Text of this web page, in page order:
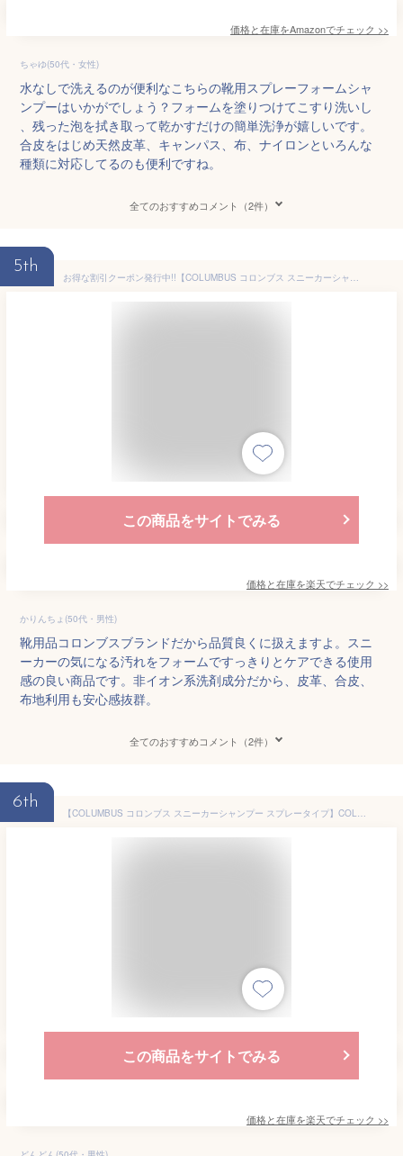
価格と在庫をAmazonでチェック >>
ちゃゆ(50代・女性)
水なしで洗えるのが便利なこちらの靴用スプレーフォームシャ
ンプーはいかがでしょう？フォームを塗りつけてこすり洗いし
、残った泡を拭き取って乾かすだけの簡単洗浄が嬉しいです。
合皮をはじめ天然皮革、キャンパス、布、ナイロンといろんな
種類に対応してるのも便利ですね。
全てのおすすめコメント（2件）
5th
お得な割引クーポン発行中!!【COLUMBUS コロンブス スニーカーシャンプー スプレータイプ】COLUMBUS SNEAKER CARE SPRAY FOAM SHAMPOO 4971671192096 シューズケア スニーカー磨き クリーナー 汚れ落とし スプレーフォーム 皮革 合皮 布地用
この商品をサイトでみる
価格と在庫を楽天でチェック >>
かりんちょ(50代・男性)
靴用品コロンブスブランドだから品質良くに扱えますよ。スニ
ーカーの気になる汚れをフォームですっきりとケアできる使用
感の良い商品です。非イオン系洗剤成分だから、皮革、合皮、
布地利用も安心感抜群。
全てのおすすめコメント（2件）
6th
【COLUMBUS コロンブス スニーカーシャンプー スプレータイプ】COLUMBUS SNEAKER CARE SPRAY FOAM SHAMPOO 4971671192096 シューズケア スニーカー磨き クリーナー 汚れ落とし スプレーフォーム 皮革 合皮 布地用
この商品をサイトでみる
価格と在庫を楽天でチェック >>